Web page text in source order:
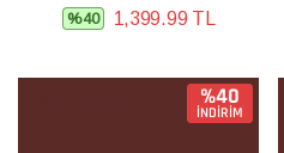
%40 1,399.99 TL
%40
İNDİRİM